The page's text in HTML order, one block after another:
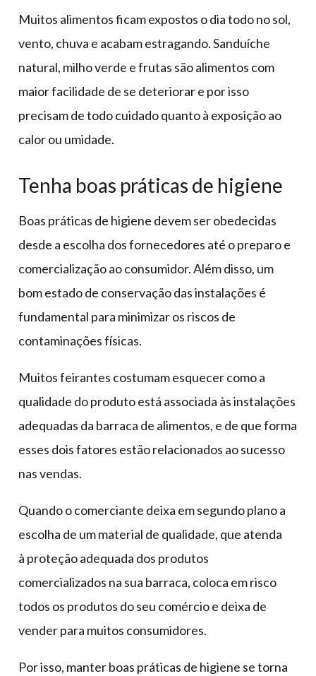
Muitos alimentos ficam expostos o dia todo no sol,
vento, chuva e acabam estragando. Sanduíche
natural, milho verde e frutas são alimentos com
maior facilidade de se deteriorar e por isso
precisam de todo cuidado quanto à exposição ao
calor ou umidade.
Tenha boas práticas de higiene
Boas práticas de higiene devem ser obedecidas
desde a escolha dos fornecedores até o preparo e
comercialização ao consumidor. Além disso, um
bom estado de conservação das instalações é
fundamental para minimizar os riscos de
contaminações físicas.
Muitos feirantes costumam esquecer como a
qualidade do produto está associada às instalações
adequadas da barraca de alimentos, e de que forma
esses dois fatores estão relacionados ao sucesso
nas vendas.
Quando o comerciante deixa em segundo plano a
escolha de um material de qualidade, que atenda
à proteção adequada dos produtos
comercializados na sua barraca, coloca em risco
todos os produtos do seu comércio e deixa de
vender para muitos consumidores.
Por isso, manter boas práticas de higiene se torna